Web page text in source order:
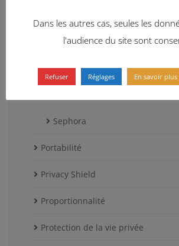
Google
Huffington Post
Sephora
Portabilité
Privacy Shield
Proportionnalité
Protection de la vie privée
Dans les autres cas, seules les
l'audience du site sont
Refuser Réglages En savoir plus